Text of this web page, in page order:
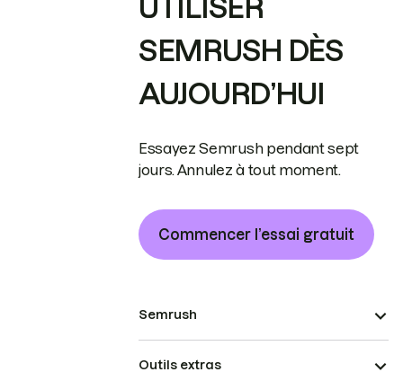
UTILISER
SEMRUSH DÈS
AUJOURD’HUI
Essayez Semrush pendant sept
jours. Annulez à tout moment.
Commencer l’essai gratuit
Semrush
Outils extras